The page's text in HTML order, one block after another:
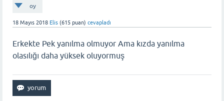
oy
18 Mayıs 2018 Elis (615 puan) cevapladı
Erkekte Pek yanılma olmuyor Ama kızda yanılma
olasılığı daha yüksek oluyormuş